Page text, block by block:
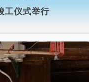
工仪式举行